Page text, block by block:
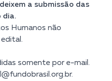
a submissão das
dia.
Humanos não
somente por e-mail.
.